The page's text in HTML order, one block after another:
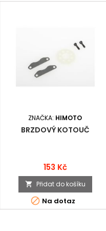
ZNAČKA: HIMOTO
BRZDOVÝ KOTOUČ
Cena
153 Kč
 Přidat do košíku
 Na dotaz